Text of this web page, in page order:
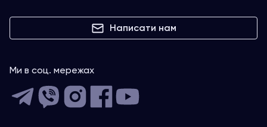
Написати нам
Ми в соц. мережах